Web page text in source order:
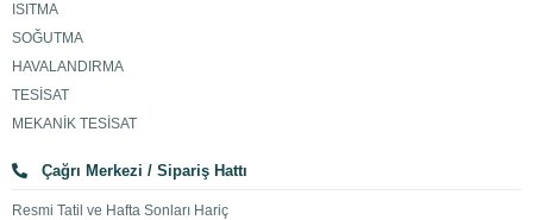
ISITMA
SOĞUTMA
HAVALANDIRMA
TESİSAT
MEKANİK TESİSAT
Çağrı Merkezi / Sipariş Hattı
Resmi Tatil ve Hafta Sonları Hariç